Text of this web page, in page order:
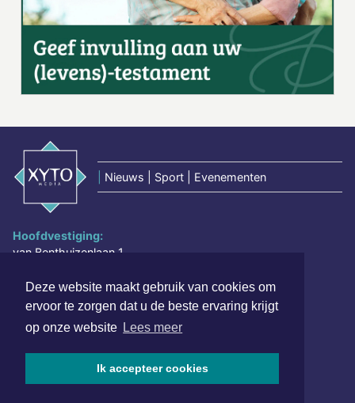
Deze website maakt gebruik van cookies om
ervoor te zorgen dat u de beste ervaring krijgt
op onze website Lees meer
Ik accepteer cookies
Nieuws | Sport | Evenementen
Hoofdvestiging:
van Benthuizenlaan 1
www.xyto.nl